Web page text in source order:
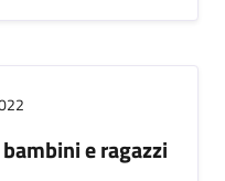
e ragazzi